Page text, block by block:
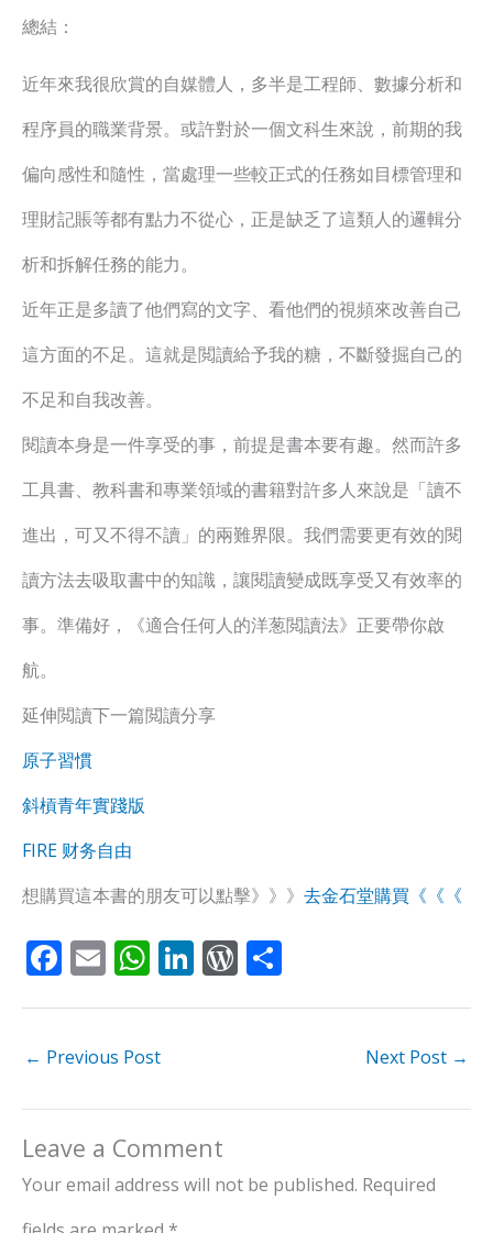
總結：
近年來我很欣賞的自媒體人，多半是工程師、數據分析和
程序員的職業背景。或許對於一個文科生來說，前期的我
偏向感性和隨性，當處理一些較正式的任務如目標管理和
理財記賬等都有點力不從心，正是缺乏了這類人的邏輯分
析和拆解任務的能力。
近年正是多讀了他們寫的文字、看他們的視頻來改善自己
這方面的不足。這就是閲讀給予我的糖，不斷發掘自己的
不足和自我改善。
閱讀本身是一件享受的事，前提是書本要有趣。然而許多
工具書、教科書和專業領域的書籍對許多人來說是「讀不
進出，可又不得不讀」的兩難界限。我們需要更有效的閱
讀方法去吸取書中的知識，讓閱讀變成既享受又有效率的
事。準備好，《適合任何人的洋葱閲讀法》正要帶你啟
航。
延伸閲讀下一篇閲讀分享
原子習慣
斜槓青年實踐版
FIRE 财务自由
想購買這本書的朋友可以點擊》》》 去金石堂購買《《《
F
b
o
o
k
E
l
W
s
A
p
p
Li
dI
n
W
e
← Previous Post Next Post →
Leave a Comment
Your email address will not be published. Required